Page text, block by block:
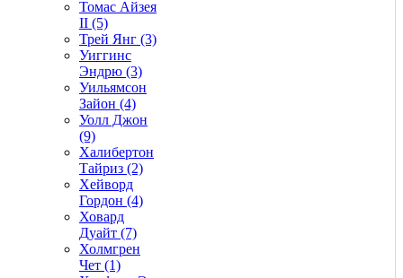
Томас Айзея
II (5)
Трей Янг (3)
Уиггинс
Эндрю (3)
Уильямсон
Зайон (4)
Уолл Джон
(9)
Халибертон
Тайриз (2)
Хейворд
Гордон (4)
Ховард
Дуайт (7)
Холмгрен
Чет (1)